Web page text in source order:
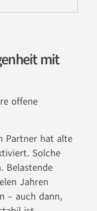
mit
offene
Partner hat alte
Solche
Belastende
Jahren
– auch dann,